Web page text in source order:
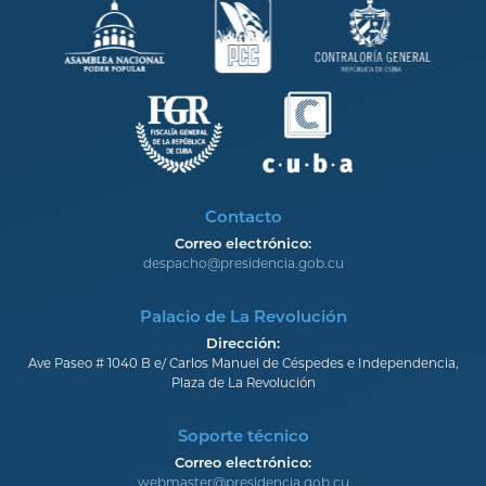
Contacto
Correo electrónico:
despacho@presidencia.gob.cu
Palacio de La Revolución
Dirección:
Ave Paseo # 1040 B e/ Carlos Manuel de Céspedes e Independencia,
Plaza de La Revolución
Soporte técnico
Correo electrónico:
webmaster@presidencia.gob.cu